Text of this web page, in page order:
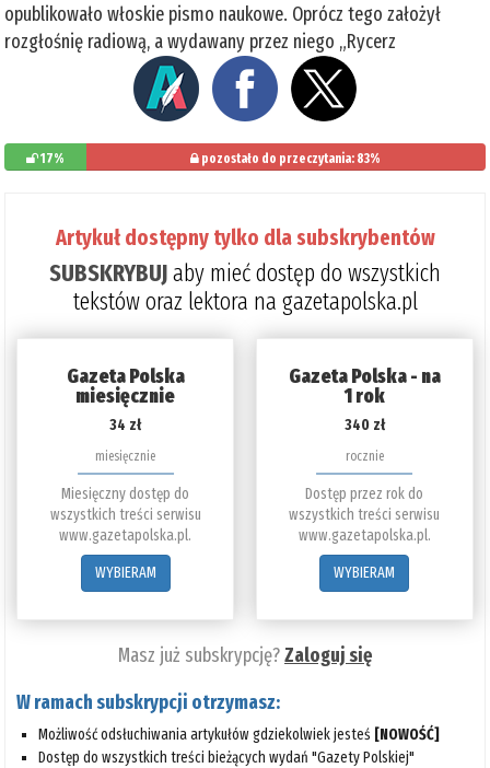
opublikowało włoskie pismo naukowe. Oprócz tego założył
rozgłośnię radiową, a wydawany przez niego „Rycerz
17% pozostało do przeczytania: 83%
Artykuł dostępny tylko dla subskrybentów
SUBSKRYBUJaby mieć dostęp do wszystkich
tekstów oraz lektora na gazetapolska.pl
Gazeta Polska
miesięcznie
34 zł
miesięcznie
Miesięczny dostęp do
wszystkich treści serwisu
www.gazetapolska.pl.
WYBIERAM
Gazeta Polska - na
1 rok
340 zł
rocznie
Dostęp przez rok do
wszystkich treści serwisu
www.gazetapolska.pl.
WYBIERAM
Masz już subskrypcję?Zaloguj się
W ramach subskrypcji otrzymasz:
Możliwość odsłuchiwania artykułów gdziekolwiek jesteś [NOWOŚĆ]
Dostęp do wszystkich treści bieżących wydań "Gazety Polskiej"